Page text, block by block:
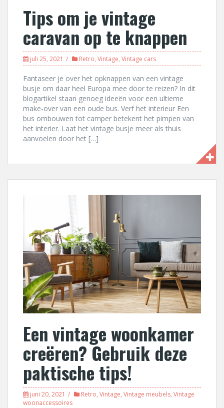
Tips om je vintage
caravan op te knappen
juli 25, 2021 Retro, Vintage, Vintage cars
Fantaseer je over het opknappen van een vintage
busje om daar heel Europa mee door te reizen? In dit
blogartikel staan genoeg ideeën voor een ultieme
make-over van een oude bus. Verf het interieur Een
bus ombouwen tot camper betekent het pimpen van
het interier. Laat het vintage busje meer als thuis
aanvoelen door het […]
Een vintage woonkamer
creëren? Gebruik deze
paktische tips!
juni 20, 2021 Retro, Vintage, Vintage meubels, Vintage
woonaccessoires